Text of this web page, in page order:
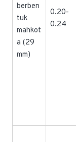
berben
tuk
mahkot
a (29
mm)
0.20-
0.24